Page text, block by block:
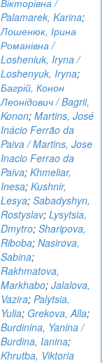
Вікторівна /
Palamarek, Karina;
Лошенюк, Ірина
Романівна /
Losheniuk, Iryna /
Loshenyuk, Iryna;
Багрій, Конон
Леонідович / Bagrii,
Konon; Martins, José
Inácio Ferrão da
Paiva / Martins, Jose
Inacio Ferrao da
Paiva; Khmeliar,
Inesa; Kushnir,
Lesya; Sabadyshyn,
Rostyslav; Lysytsia,
Dmytro; Sharipova,
Riboba; Nasirova,
Sabina;
Rakhmatova,
Markhabo; Jalalova,
Vazira; Palytsia,
Yulia; Grekova, Alla;
Burdinina, Yanina /
Burdina, Ianina;
Khrutba, Viktoria